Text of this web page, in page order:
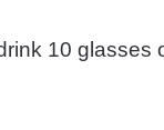
10 glasses